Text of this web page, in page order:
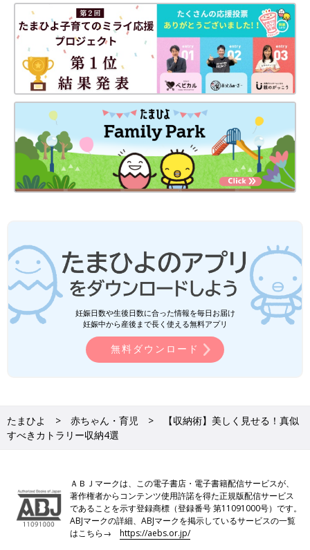
妊娠日数や生後日数に合った情報を毎日お届け
妊娠中から産後まで長く使える無料アプリ
無料ダウンロード
たまひよ 赤ちゃん・育児
【収納術】美しく見せる！真似
すべきカトラリー収納4選
ＡＢＪマークは、この電子書店・電子書籍配信サービスが、
著作権者からコンテンツ使用許諾を得た正規版配信サービス
であることを示す登録商標（登録番号 第11091000号）です。
ABJマークの詳細、ABJマークを掲示しているサービスの一覧
はこちら→https://aebs.or.jp/